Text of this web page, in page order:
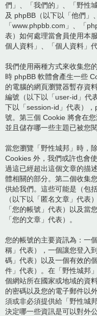
們」、「我們的」、「野性
及 phpBB（以下以「他們」
「www.phpbb.com」、「
表）如何處理當會員使用本
個人資料」、「個人資料」代
我們使用兩種方式來收集您
時 phpBB 軟體會產生一些
的電腦的網頁瀏覽器暫存資
編號（以下以「user-id」代
下以「session-id」代表）
號。第三個 Cookie 將會在
並且儲存哪一些主題已被您
當您瀏覽「野性城邦」時，
Cookies 外，我們或許也會
過這已經超出這個文章的描
體相關的部分。第二個收集
供給我們。這些可能是（包
（以下以「匿名文章」代表
「您的帳號」代表）以及當
「您的文章」代表）。
您的帳號的主要資訊為：一
稱」代表），一個讓您登入
碼」代表）以及一個有效的
件」代表）。在「野性城邦
個網站所在國家或地域的資
的密碼以及您的電子郵件以
須或非必須提供給「野性城
決定哪一些資訊是可以對外